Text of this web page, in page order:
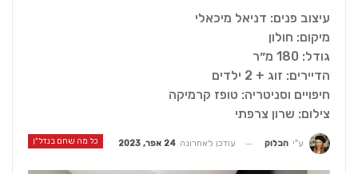
עיצוב פנים: דניאל מיכאלי
מיקום: חולון
גודל: 180 מ״ר
הדיירים: זוג + 2 ילדים
חיפויים וסניטריה: טופז קרמיקה
צילום: שרון צרפתי
כל מה שחם בנדל"ן ע"י הבלוק עודכן לאחרונה 24 אפר, 2023